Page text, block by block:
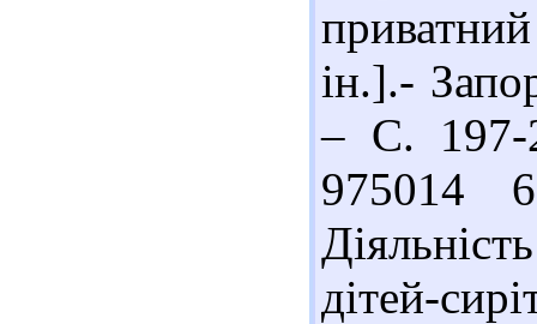
ін.].-
– С. 197-
975014
дітей-